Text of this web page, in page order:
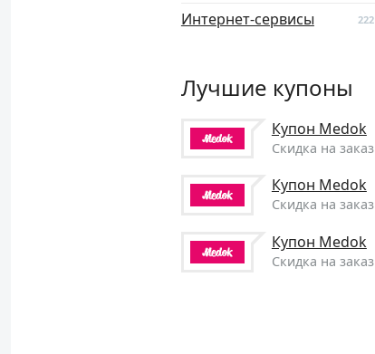
Интернет-сервисы 222
Лучшие купоны
Купон Medok
Скидка на заказ
Купон Medok
Скидка на заказ
Купон Medok
Скидка на заказ